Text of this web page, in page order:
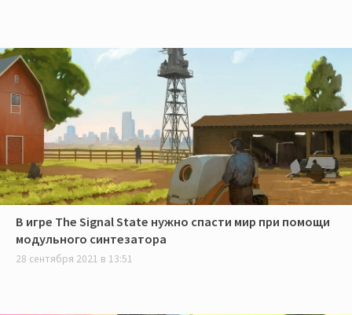
В игре The Signal State нужно спасти мир при помощи
модульного синтезатора
28 сентября 2021 в 13:51